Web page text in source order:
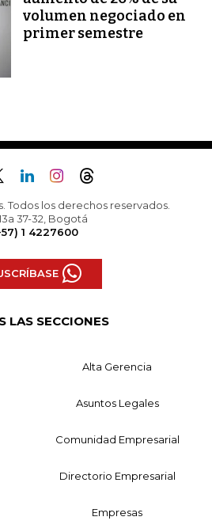
volumen negociado en
primer semestre
Todos los derechos reservados.
37-32, Bogotá
1 4227600
LAS SECCIONES
Alta Gerencia
Asuntos Legales
Comunidad Empresarial
Directorio Empresarial
Empresas